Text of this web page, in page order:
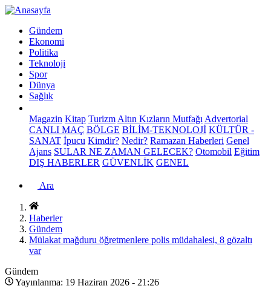
Gündem
Ekonomi
Politika
Teknoloji
Spor
Dünya
Sağlık
Magazin Kitap Turizm Altın Kızların Mutfağı Advertorial
CANLI MAÇ BÖLGE BİLİM-TEKNOLOJİ KÜLTÜR -
SANAT İpucu Kimdir? Nedir? Ramazan Haberleri Genel
Ajans SULAR NE ZAMAN GELECEK? Otomobil Eğitim
DIŞ HABERLER GÜVENLİK GENEL
Ara
Haberler
Gündem
Mülakat mağduru öğretmenlere polis müdahalesi, 8 gözaltı
var
Gündem
Yayınlanma: 19 Haziran 2026 - 21:26